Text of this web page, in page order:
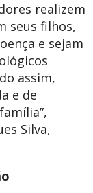
realizem
seus filhos,
e sejam
assim,
e de
Silva,